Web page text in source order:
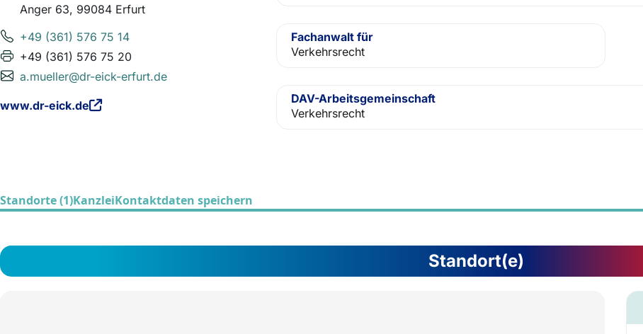
Anger 63, 99084 Erfurt
+49 (361) 576 75 14
+49 (361) 576 75 20
a.mueller@dr-eick-erfurt.de
www.dr-eick.de
Fachanwalt für
Verkehrsrecht
DAV-Arbeitsgemeinschaft
Verkehrsrecht
Standorte (1)KanzleiKontaktdaten speichern
Standort(e)